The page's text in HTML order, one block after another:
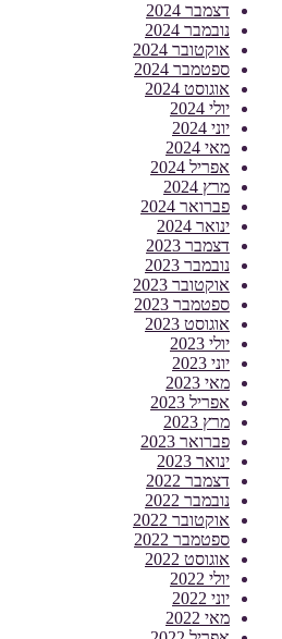
דצמבר 2024
נובמבר 2024
אוקטובר 2024
ספטמבר 2024
אוגוסט 2024
יולי 2024
יוני 2024
מאי 2024
אפריל 2024
מרץ 2024
פברואר 2024
ינואר 2024
דצמבר 2023
נובמבר 2023
אוקטובר 2023
ספטמבר 2023
אוגוסט 2023
יולי 2023
יוני 2023
מאי 2023
אפריל 2023
מרץ 2023
פברואר 2023
ינואר 2023
דצמבר 2022
נובמבר 2022
אוקטובר 2022
ספטמבר 2022
אוגוסט 2022
יולי 2022
יוני 2022
מאי 2022